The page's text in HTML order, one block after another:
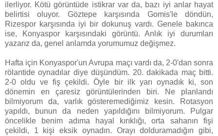
ilerliyor. Kötü görüntüde istikrar var da, bazı iyi anlar hayat
belirtisi oluyor. Göztepe karşısında Gomis'le döndün,
Rizespor karşısında iyi bir dokunuş vardı. Genele bakınca
ise, Konyaspor karşısındaki görüntü. Anlık iyi durumları
yazarız da, genel anlamda yorumumuz değişmez.
Hafta için Konyaspor'un Avrupa maçı vardı da, 2-0'dan sonra
rölantide oynadılar diye düşündüm. 20. dakikada maç bitti.
2-0 oldu ve fiş çekildi. Öyle bir ilk yarı oynadık ki, son
dönemin en çaresiz görüntülerinden biri. Ne planlandı
bilmiyorum da, varlık gösteremediğimiz kesin. Rotasyon
yapıldı, bunun da neden yapıldığını bilmiyorum. Pulgar
öncelikle benim adıma hayal kırıklığı, orta sahanın fişi
çekildi, 1 kişi eksik oynadın. Orayı dolduramadığın gibi,